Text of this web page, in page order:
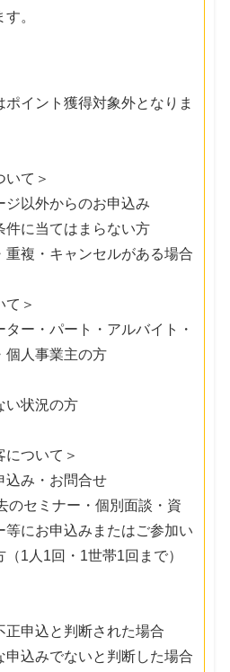
。
ポイント獲得対象外となりま
いて＞
以外からのお申込み
に当てはまらない方
複・キャンセルがある場合
て＞
ー・パート・アルバイト・
個人事業主の方
い状況の方
について＞
み・お問合せ
のセミナー・個別面談・資
等にお申込みまたはご参加い
1人1回・1世帯1回まで）
申込と判断された場合
込みでないと判断した場合